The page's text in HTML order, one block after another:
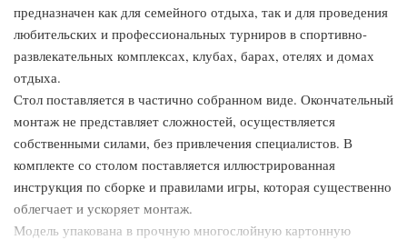
предназначен как для семейного отдыха, так и для проведения
любительских и профессиональных турниров в спортивно-
развлекательных комплексах, клубах, барах, отелях и домах
отдыха.
Стол поставляется в частично собранном виде. Окончательный
монтаж не представляет сложностей, осуществляется
собственными силами, без привлечения специалистов. В
комплекте со столом поставляется иллюстрированная
инструкция по сборке и правилами игры, которая существенно
облегчает и ускоряет монтаж.
Модель упакована в прочную многослойную картонную